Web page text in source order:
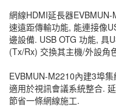
網線HDMI延長器
速遠距傳輸功能, 能連接像
邊設備. USB OTG 功能, 具
(Tx/Rx) 交換其主機/外設角
EVBMUN-M2210內建3埠
適用於視訊會議系統整合.
節省一條網線施工.